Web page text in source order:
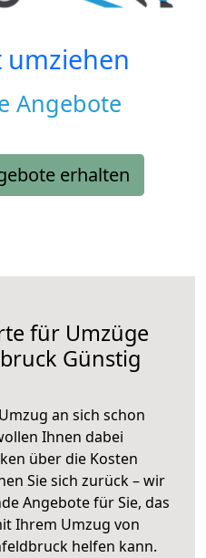
umziehen
Angebote
erhalten
für Umzüge
Günstig
an sich schon
Ihnen dabei
über die Kosten
Sie sich zurück – wir
Angebote für Sie, das
Ihrem Umzug von
helfen kann.